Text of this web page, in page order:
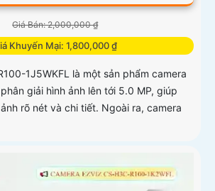
Giá Bán: 2,000,000 ₫
Khuyến Mại: 1,800,000 ₫
1J5WKFL là một sản phẩm camera
giải hình ảnh lên tới 5.0 MP, giúp
rõ nét và chi tiết. Ngoài ra, camera